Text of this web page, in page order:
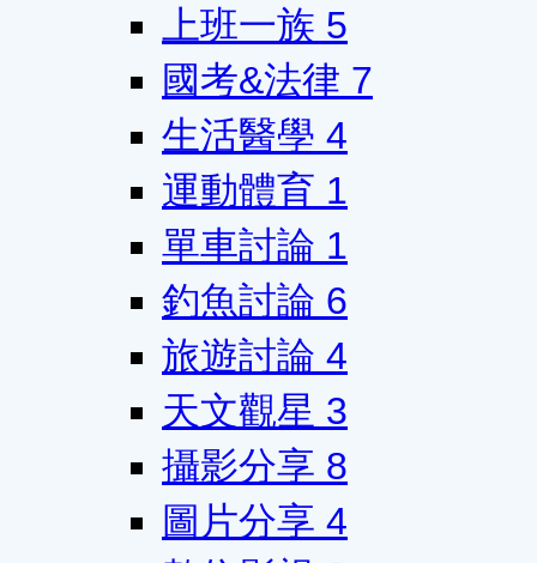
上班一族 5
國考&法律 7
生活醫學 4
運動體育 1
單車討論 1
釣魚討論 6
旅遊討論 4
天文觀星 3
攝影分享 8
圖片分享 4